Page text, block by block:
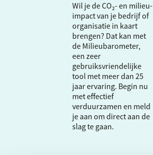
Wil je de CO₂- en milieu-
impact van je bedrijf of
organisatie in kaart
brengen? Dat kan met
de Milieubarometer,
een zeer
gebruiksvriendelijke
tool met meer dan 25
jaar ervaring. Begin nu
met effectief
verduurzamen en meld
je aan om direct aan de
slag te gaan.